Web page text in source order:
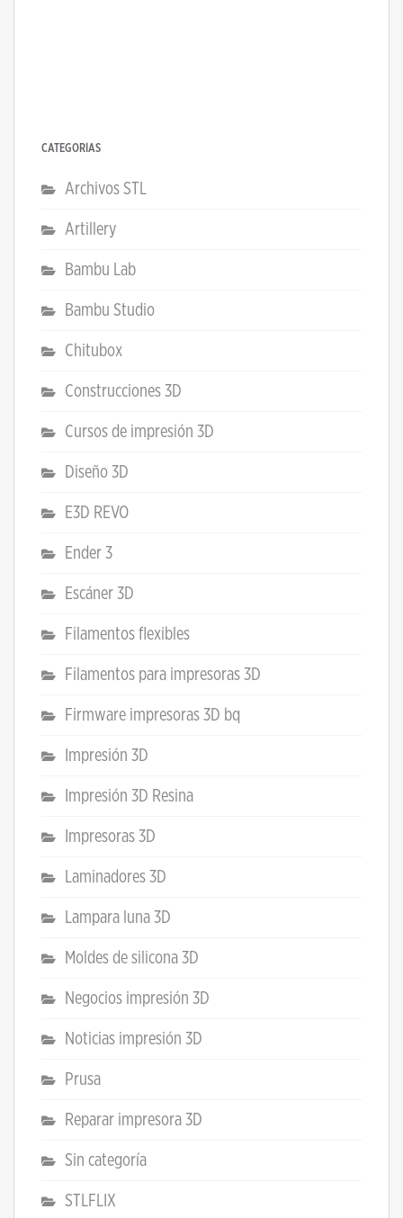
CATEGORÍAS
Archivos STL
Artillery
Bambu Lab
Bambu Studio
Chitubox
Construcciones 3D
Cursos de impresión 3D
Diseño 3D
E3D REVO
Ender 3
Escáner 3D
Filamentos flexibles
Filamentos para impresoras 3D
Firmware impresoras 3D bq
Impresión 3D
Impresión 3D Resina
Impresoras 3D
Laminadores 3D
Lampara luna 3D
Moldes de silicona 3D
Negocios impresión 3D
Noticias impresión 3D
Prusa
Reparar impresora 3D
Sin categoría
STLFLIX